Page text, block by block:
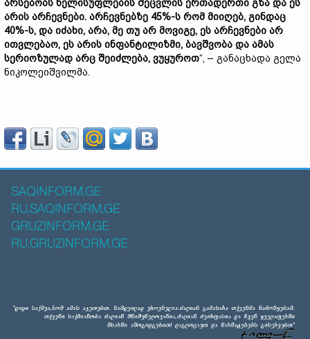
არსებობს ხელისუფლების შეცვლის ერთადერთი გზა და ეს
არის არჩევნები. არჩევნებზე 45%-ს რომ მიიღებ, გინდაც
40%-ს, და იძახი, არა, მე თუ არ მოვიგე, ეს არჩევნები არ
ითვლებაო, ეს არის ინფანტილიზმი, ბავშვობა და ამას
სერიოზულად არც შეიძლება, ვუყუროთ“, – განაცხადა გელა
ნიკოლეიშვილმა.
SAQINFORM.GE
RU.SAQINFORM.GE
GRUZINFORM.GE
RU.GRUZINFORM.GE